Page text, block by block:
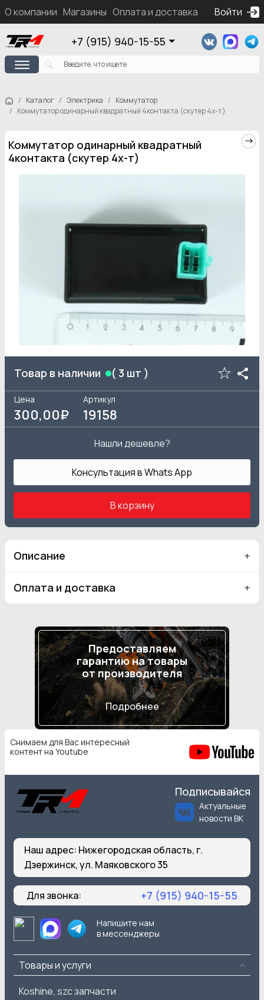
О компании Магазины Оплата и доставка Контакты
Войти
+7 (915) 940-15-55
Каталог Электрика
Коммутатор
Коммутатор одинарный квадратный 4контакта (скутер 4х-т)
Коммутатор одинарный квадратный
4контакта (скутер 4х-т)
Товар в наличии ( 3 шт )
Цена
300,00₽
Артикул
19158
Нашли дешевле?
Консультация в Whats App
В корзину
Описание
Оплата и доставка
Предоставляем
гарантию на товары
от производителя
Подробнее
Снимаем для Вас интересный
контент на Youtube
Подписывайся
Актуальные
новости ВК
Наш адрес: Нижегородская область, г.
Дзержинск, ул. Маяковского 35
Для звонка: +7 (915) 940-15-55
Напишите нам
в мессенджеры
Товары и услуги
Koshine, szc запчасти